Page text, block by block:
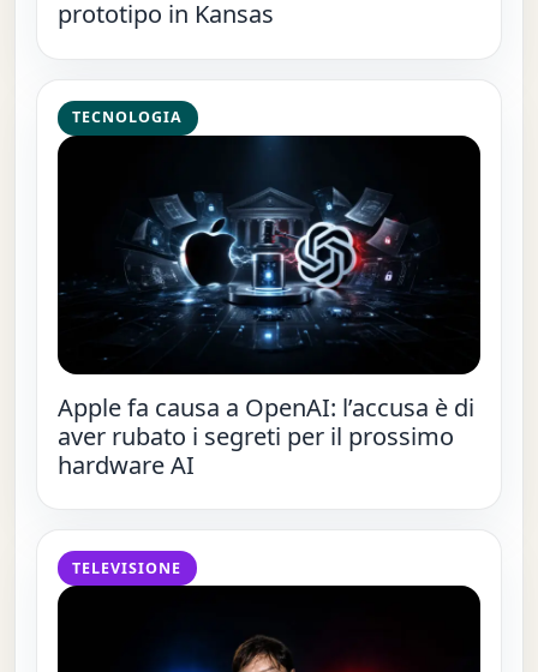
prototipo in Kansas
TECNOLOGIA
Apple fa causa a OpenAI: l’accusa è di
aver rubato i segreti per il prossimo
hardware AI
TELEVISIONE